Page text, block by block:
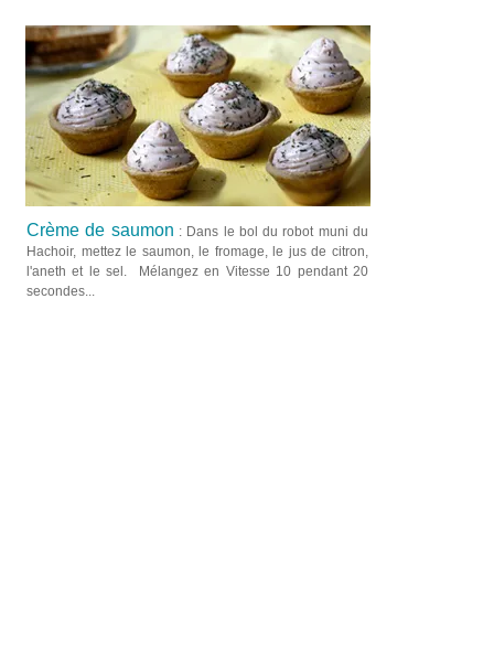
Crème de saumon : Dans le bol du robot muni du
Hachoir, mettez le saumon, le fromage, le jus de citron,
l'aneth et le sel. Mélangez en Vitesse 10 pendant 20
secondes...